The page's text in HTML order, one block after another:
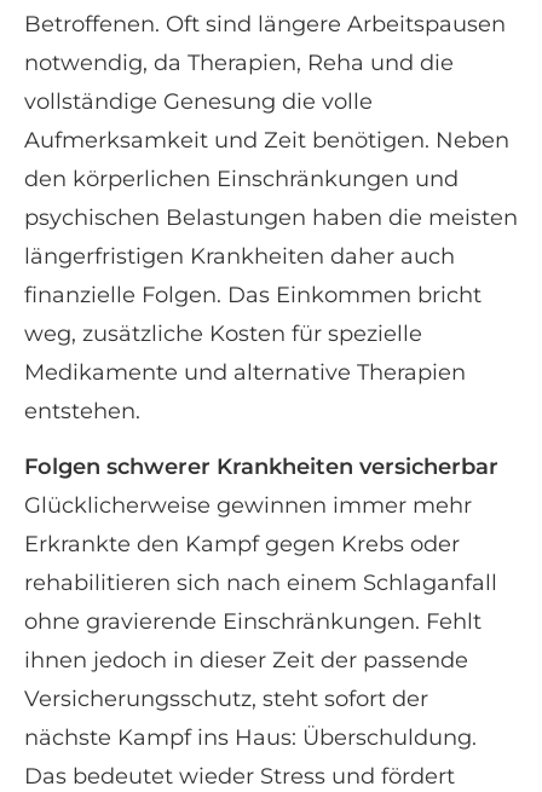
Betroffenen. Oft sind längere Arbeitspausen
notwendig, da Therapien, Reha und die
vollständige Genesung die volle
Aufmerksamkeit und Zeit benötigen. Neben
den körperlichen Einschränkungen und
psychischen Belastungen haben die meisten
längerfristigen Krank­hei­ten daher auch
finanzielle Folgen. Das Einkommen bricht
weg, zusätzliche Kosten für spezielle
Medikamente und alternative Therapien
entstehen.
Folgen schwerer Krank­hei­ten versicherbar
Glücklicherweise gewinnen immer mehr
Erkrankte den Kampf gegen Krebs oder
rehabilitieren sich nach einem Schlaganfall
ohne gravierende Einschränkungen. Fehlt
ihnen jedoch in dieser Zeit der passende
Versicherungsschutz, steht sofort der
nächste Kampf ins Haus: Überschuldung.
Das bedeutet wieder Stress und fördert